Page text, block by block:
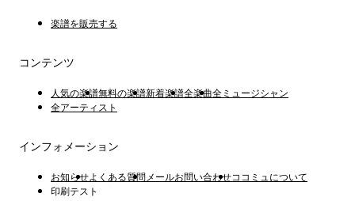
楽譜を販売する
コンテンツ
人気の楽譜無料の楽譜新着楽譜全楽曲全ミュージシャン
全アーティスト
インフォメーション
お知らせよくある質問 メールお問い合わせココミュについて
印刷テスト